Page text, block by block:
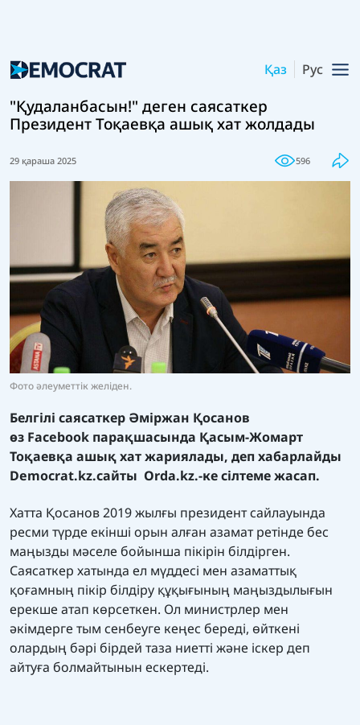
Қаз Рус
"Қудаланбасын!" деген саясаткер
Президент Тоқаевқа ашық хат жолдады
29 қараша 2025 596
Фото әлеуметтік желіден.
Белгілі саясаткер Әміржан Қосанов
өз Facebook парақшасында Қасым-Жомарт
Тоқаевқа ашық хат жариялады, деп хабарлайды
Democrat.kz.сайты Orda.kz.-ке сілтеме жасап.
Хатта Қосанов 2019 жылғы президент сайлауында
ресми түрде екінші орын алған азамат ретінде бес
маңызды мәселе бойынша пікірін білдірген.
Саясаткер хатында ел мүддесі мен азаматтық
қоғамның пікір білдіру құқығының маңыздылығын
ерекше атап көрсеткен. Ол министрлер мен
әкімдерге тым сенбеуге кеңес береді, өйткені
олардың бәрі бірдей таза ниетті және іскер деп
айтуға болмайтынын ескертеді.